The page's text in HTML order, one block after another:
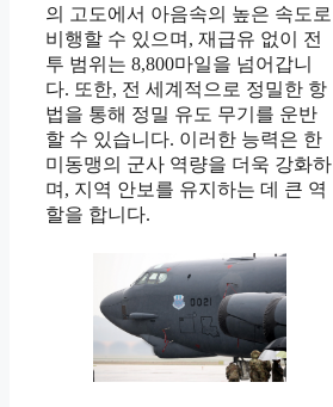
의 고도에서 아음속의 높은 속도로
비행할 수 있으며, 재급유 없이 전
투 범위는 8,800마일을 넘어갑니
다. 또한, 전 세계적으로 정밀한 항
법을 통해 정밀 유도 무기를 운반
할 수 있습니다. 이러한 능력은 한
미동맹의 군사 역량을 더욱 강화하
며, 지역 안보를 유지하는 데 큰 역
할을 합니다.